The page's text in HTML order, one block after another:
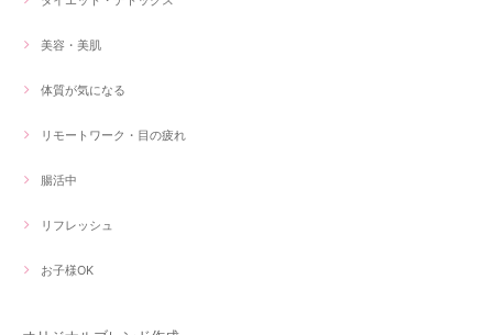
美容・美肌
体質が気になる
リモートワーク・目の疲れ
腸活中
リフレッシュ
お子様OK